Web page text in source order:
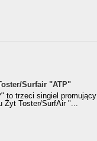
- ATP VIDEO
Surfair "ATP"
to trzeci singiel
Żyt Toster/SurfAir "...